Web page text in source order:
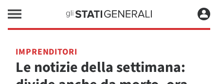
IMPRENDITORI
Le notizie della settimana: